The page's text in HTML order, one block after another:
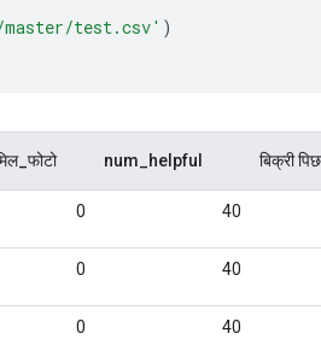
master/test.csv' )